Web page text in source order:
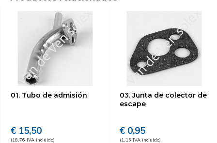
01. Tubo de admisión
€ 15,50
(18,76 IVA incluido)
03. Junta de colector de
escape
€ 0,95
(1,15 IVA incluido)